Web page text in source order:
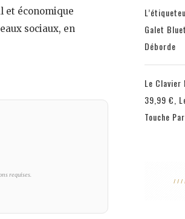
et économique
sociaux, en
requises.
Galet
Déborde
Le Clavier
39,99 €,
Touche